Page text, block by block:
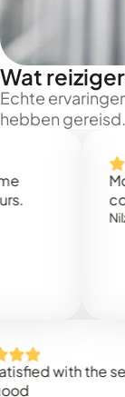
Wat
Echte
hebben gereisd.
Molto
with the service